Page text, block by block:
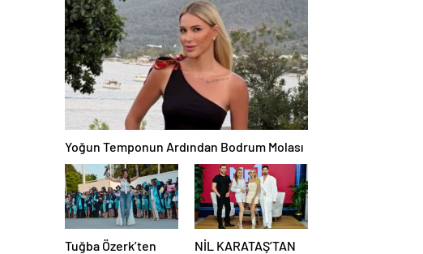
Yazın En İddialı
Yorumu
Yoğun Temponun Ardından Bodrum Molası
Tuğba Özerk’ten
NİL KARATAŞ’TAN